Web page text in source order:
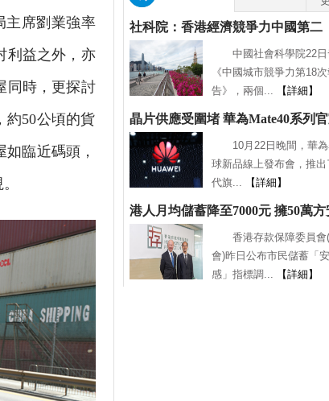
主席劉業強率
利益之外，亦
同時，更探討
約50公頃的貨
臨近碼頭，